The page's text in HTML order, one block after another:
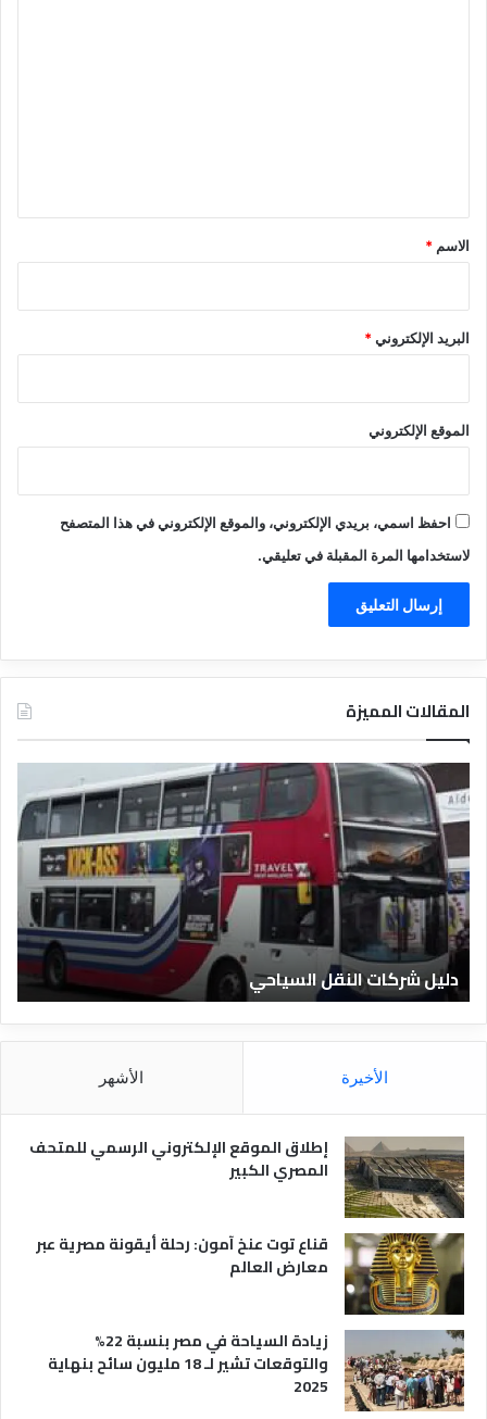
*
الاسم *
البريد الإلكتروني*
الموقع الإلكتروني
احفظ اسمي، بريدي الإلكتروني، والموقع الإلكتروني في هذا المتصفح
لاستخدامها المرة المقبلة في تعليقي.
المقالات المميزة
ل
ي
ا
ل
ف
ن
ق
ا
ل
ر
ة
دليل الفنادق المصرية
ق
و
الأخيرة الأشهر
إطلاق الموقع الإلكتروني الرسمي للمتحف
المصري الكبير
قناع توت عنخ آمون: رحلة أيقونة مصرية عبر
معارض العالم
زيادة السياحة في مصر بنسبة 22%
والتوقعات تشير لـ 18 مليون سائح بنهاية
2025